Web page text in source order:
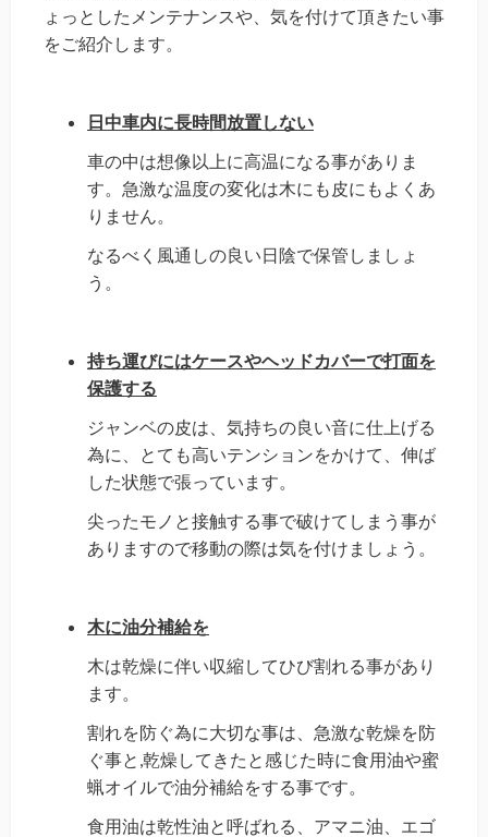
ょっとしたメンテナンスや、気を付けて頂きたい事
をご紹介します。
日中車内に長時間放置しない
車の中は想像以上に高温になる事がありま
す。急激な温度の変化は木にも皮にもよくあ
りません。
なるべく風通しの良い日陰で保管しましょ
う。
持ち運びにはケースやヘッドカバーで打面を
保護する
ジャンベの皮は、気持ちの良い音に仕上げる
為に、とても高いテンションをかけて、伸ば
した状態で張っています。
尖ったモノと接触する事で破けてしまう事が
ありますので移動の際は気を付けましょう。
木に油分補給を
木は乾燥に伴い収縮してひび割れる事があり
ます。
割れを防ぐ為に大切な事は、急激な乾燥を防
ぐ事と,乾燥してきたと感じた時に食用油や蜜
蝋オイルで油分補給をする事です。
食用油は乾性油と呼ばれる、アマニ油、エゴ